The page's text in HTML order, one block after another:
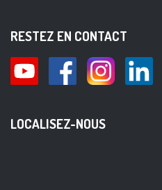
RESTEZ EN CONTACT
LOCALISEZ-NOUS